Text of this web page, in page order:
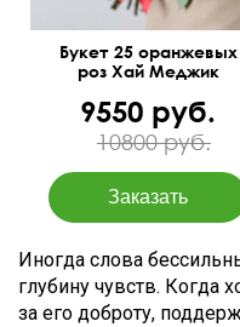
Букет 25 оранжевых
роз Хай Меджик
9550 руб.
10800 руб.
Иногда слова
глубину чувств. Когда
за его доброту,